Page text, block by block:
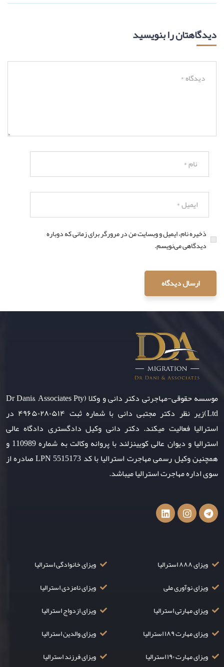
دیدگاهتان را بنویسید
ذخیره نام، ایمیل و وبسایت من در مرورگر برای زمانی که دوباره
دیدگاهی می‌نویسم.
موسسه حقوقی-مهاجرتی دکتر دانی و وکلا (Dr Dani& Associates Pty
Ltd)زیر نظر دکتر مجتبی دانی با شماره ثبت ۴۹۶۵۰۲۸۰۵۱۴ در
استرالیا فعالیت میکند. دکتر دانی وکیل دادگستری دادگاه عالی
استرالیا و دیوان عالی کویینزلند با پروانه وکالت به شماره 110989 و
همچنین وکیل رسمی مهاجرت استرالیا با کد LPN 5515173 صادره از
سوی اداره مهاجرت استرالیا میباشد.
ویزای ۸۸۸ استرالیا
ویزای نوآوری ملی
ویزای مهارتی استرالیا
ویزای مهارت ۱۸۹ استرالیا
ویزای مهارت ۱۹۰ استرالیا
ویزای خانوادگی استرالیا
ویزای نامزدی استرالیا
ویزای ازدواج استرالیا
ویزای والدین استرالیا
ویزای فرزند استرالیا